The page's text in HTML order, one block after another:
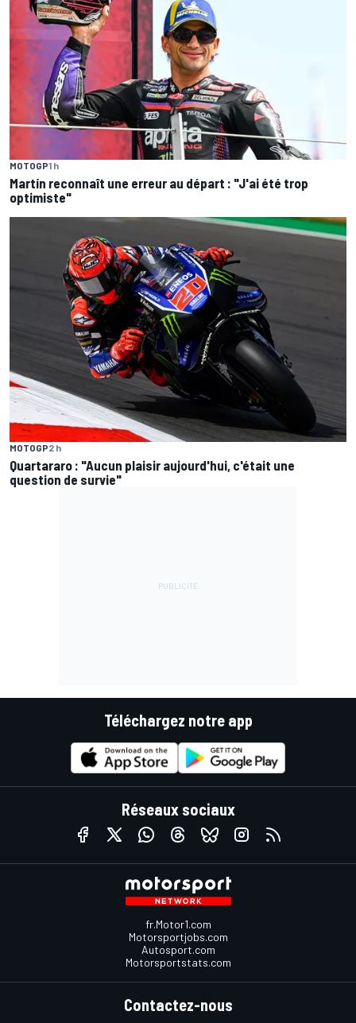
MOTOGP1 h
Martín reconnaît une erreur au départ : "J'ai été trop
optimiste"
MOTOGP2 h
Quartararo : "Aucun plaisir aujourd'hui, c'était une
question de survie"
Téléchargez notre app
Réseaux sociaux
fr.Motor1.com
Motorsportjobs.com
Autosport.com
Motorsportstats.com
Contactez-nous